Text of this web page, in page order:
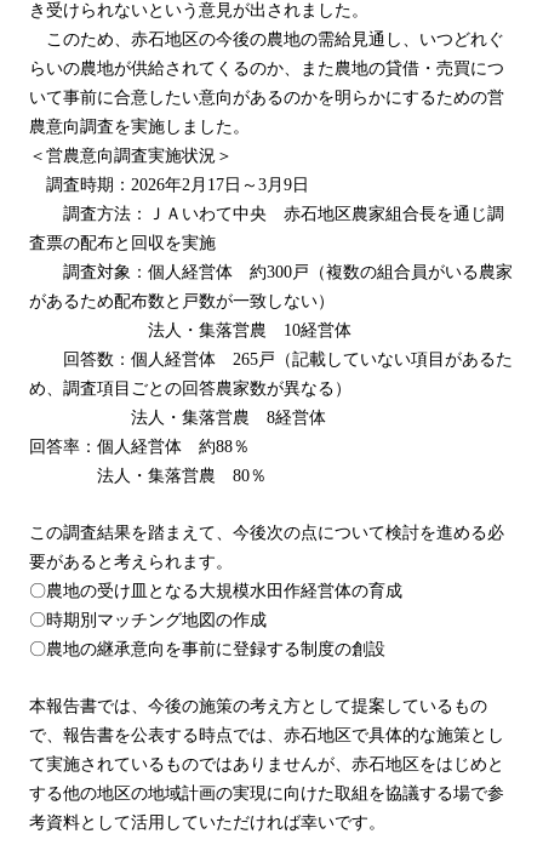
き受けられないという意見が出されました。
このため、赤石地区の今後の農地の需給見通し、いつどれぐ
らいの農地が供給されてくるのか、また農地の貸借・売買につ
いて事前に合意したい意向があるのかを明らかにするための営
農意向調査を実施しました。
＜営農意向調査実施状況＞
調査時期：2026年2月17日～3月9日
調査方法：ＪＡいわて中央 赤石地区農家組合長を通じ調
査票の配布と回収を実施
調査対象：個人経営体 約300戸（複数の組合員がいる農家
があるため配布数と戸数が一致しない）
法人・集落営農 10経営体
回答数：個人経営体 265戸（記載していない項目があるた
め、調査項目ごとの回答農家数が異なる）
法人・集落営農 8経営体
回答率：個人経営体 約88％
法人・集落営農 80％
この調査結果を踏まえて、今後次の点について検討を進める必
要があると考えられます。
〇農地の受け皿となる大規模水田作経営体の育成
〇時期別マッチング地図の作成
〇農地の継承意向を事前に登録する制度の創設
本報告書では、今後の施策の考え方として提案しているもの
で、報告書を公表する時点では、赤石地区で具体的な施策とし
て実施されているものではありませんが、赤石地区をはじめと
する他の地区の地域計画の実現に向けた取組を協議する場で参
考資料として活用していただければ幸いです。